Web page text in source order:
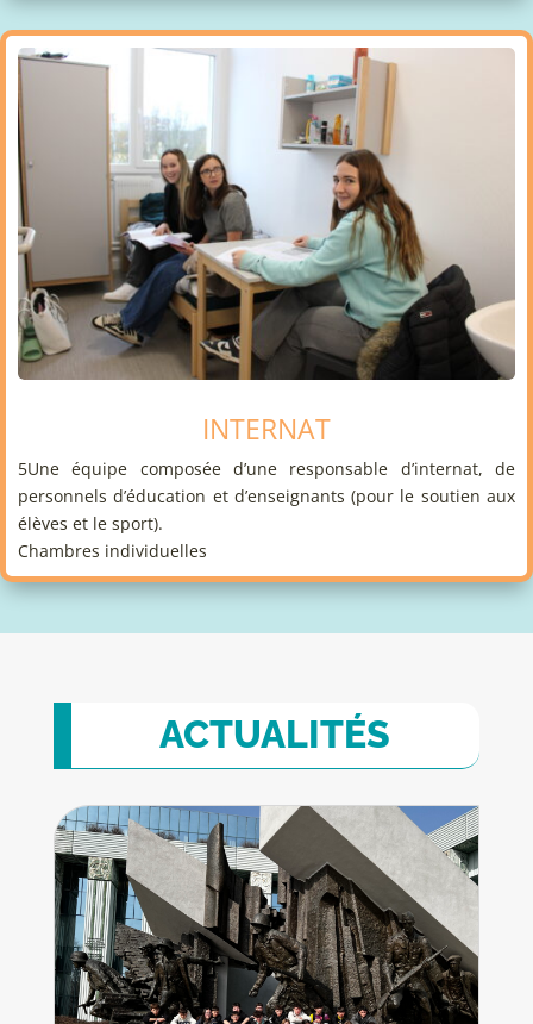
INTERNAT
5Une équipe composée d’une responsable d’internat, de
personnels d’éducation et d’enseignants (pour le soutien aux
élèves et le sport).
Chambres individuelles
actualités